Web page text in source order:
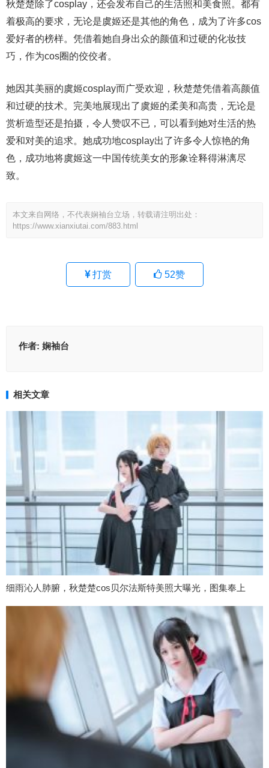
秋楚楚除了cosplay，还会发布自己的生活照和美食照。都有
着极高的要求，无论是虞姬还是其他的角色，成为了许多cos
爱好者的榜样。凭借着她自身出众的颜值和过硬的化妆技
巧，作为cos圈的佼佼者。
她因其美丽的虞姬cosplay而广受欢迎，秋楚楚凭借着高颜值
和过硬的技术。完美地展现出了虞姬的柔美和高贵，无论是
赏析造型还是拍摄，令人赞叹不已，可以看到她对生活的热
爱和对美的追求。她成功地cosplay出了许多令人惊艳的角
色，成功地将虞姬这一中国传统美女的形象诠释得淋漓尽
致。
本文来自网络，不代表娴袖台立场，转载请注明出处：
https://www.xianxiutai.com/883.html
打赏 52赞
作者: 娴袖台
相关文章
细雨沁人肺腑，秋楚楚cos贝尔法斯特美照大曝光，图集奉上